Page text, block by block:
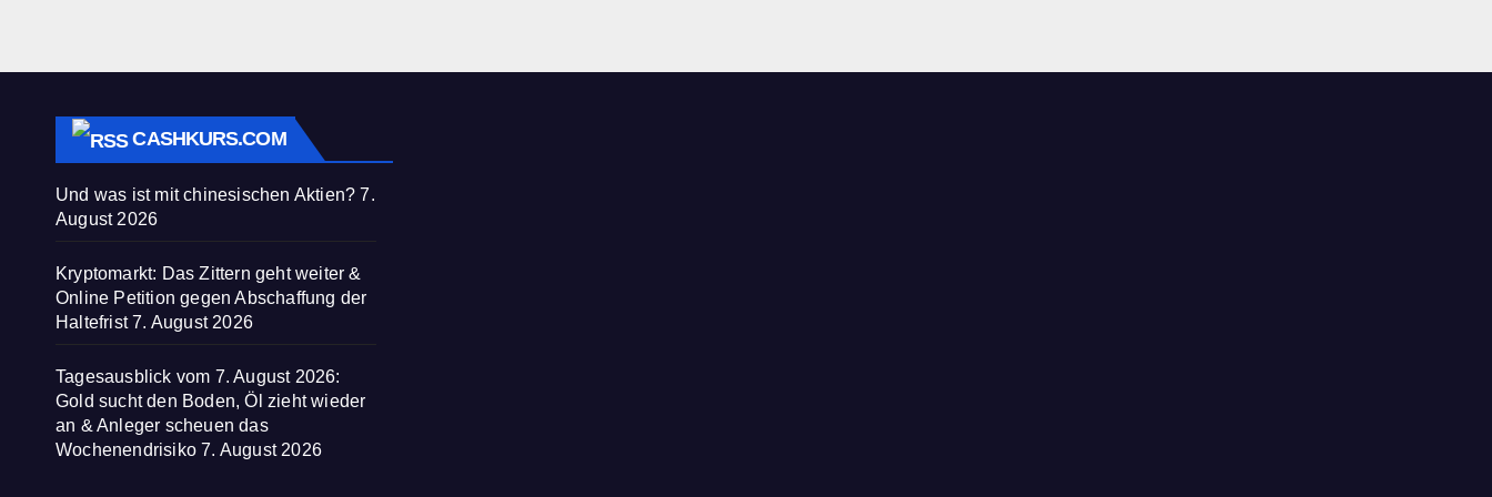
CASHKURS.COM
Und was ist mit chinesischen Aktien? 7.
August 2026
Kryptomarkt: Das Zittern geht weiter &
Online Petition gegen Abschaffung der
Haltefrist 7. August 2026
Tagesausblick vom 7. August 2026:
Gold sucht den Boden, Öl zieht wieder
an & Anleger scheuen das
Wochenendrisiko 7. August 2026